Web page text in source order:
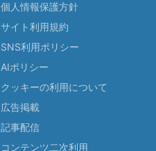
個人情報保護方針
サイト利用規約
SNS利用ポリシー
AIポリシー
クッキーの利用について
広告掲載
記事配信
コンテンツ二次利用